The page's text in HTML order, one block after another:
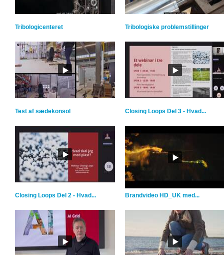
Tribologicenteret Tribologiske problemstillinger
Test af sædekonsol Closing Loops Del 3 - Hvad...
Closing Loops Del 2 - Hvad... Brandvideo HD_UK med...